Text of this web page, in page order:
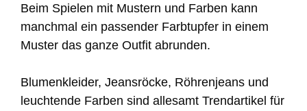
Beim Spielen mit Mustern und Farben kann
manchmal ein passender Farbtupfer in einem
Muster das ganze Outfit abrunden.
Blumenkleider, Jeansröcke, Röhrenjeans und
leuchtende Farben sind allesamt Trendartikel für